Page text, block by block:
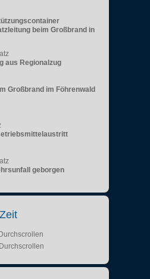
beim Großbrand in
aus Regionalzug
Großbrand im Föhrenwald
geborgen